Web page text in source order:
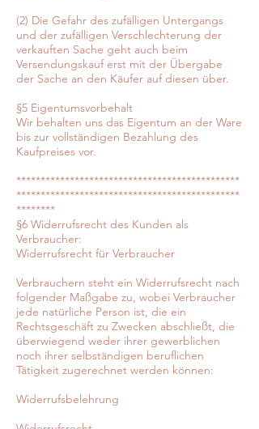
(2) Die Gefahr des zufälligen Untergangs
und der zufälligen Verschlechterung der
verkauften Sache geht auch beim
Versendungskauf erst mit der Übergabe
der Sache an den Käufer auf diesen über.
§5 Eigentumsvorbehalt
Wir behalten uns das Eigentum an der Ware
bis zur vollständigen Bezahlung des
Kaufpreises vor.
**********************************************
**********************************************
********
§6 Widerrufsrecht des Kunden als
Verbraucher:
Widerrufsrecht für Verbraucher
Verbrauchern steht ein Widerrufsrecht nach
folgender Maßgabe zu, wobei Verbraucher
jede natürliche Person ist, die ein
Rechtsgeschäft zu Zwecken abschließt, die
überwiegend weder ihrer gewerblichen
noch ihrer selbständigen beruflichen
Tätigkeit zugerechnet werden können:
Widerrufsbelehrung